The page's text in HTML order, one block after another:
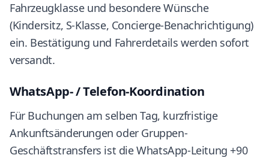
Fahrzeugklasse und besondere Wünsche
(Kindersitz, S-Klasse, Concierge-Benachrichtigung)
ein. Bestätigung und Fahrerdetails werden sofort
versandt.
WhatsApp- / Telefon-Koordination
Für Buchungen am selben Tag, kurzfristige
Ankunftsänderungen oder Gruppen-
Geschäftstransfers ist die WhatsApp-Leitung +90